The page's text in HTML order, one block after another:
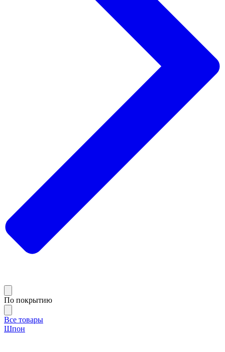
По покрытию
Все товары
Шпон